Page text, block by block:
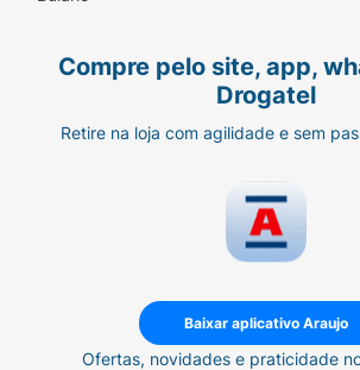
Compre pelo site, app,
Drogatel
Retire na loja com agilidade e sem
Baixar aplicativo Araujo
Ofertas, novidades e praticidade